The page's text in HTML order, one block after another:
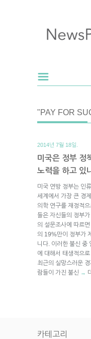
"PAY FOR
2014년 7월 18일.
미국은 정부 정
노력을 하고 있
미국 연방 정부는 인
세계에서 가장 큰 경
의학 연구를 재정적
들은 자신들의 정부
의 설문조사에 따르
의 19%만이 정부가
니다. 이러한 불신 중
에 대해서 태생적으
최근의 실망스러운
람들이 가진 불신 →
카테고리